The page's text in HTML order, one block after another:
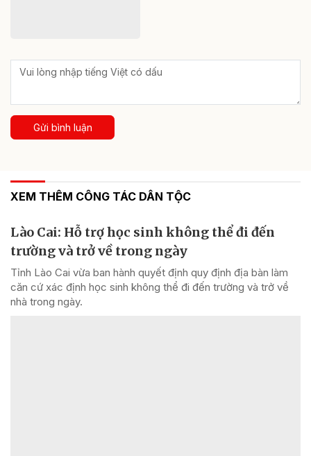
Gửi bình luận
XEM THÊM CÔNG TÁC DÂN TỘC
Lào Cai: Hỗ trợ học sinh không thể đi đến
trường và trở về trong ngày
Tỉnh Lào Cai vừa ban hành quyết định quy định địa bàn làm
căn cứ xác định học sinh không thể đi đến trường và trở về
nhà trong ngày.